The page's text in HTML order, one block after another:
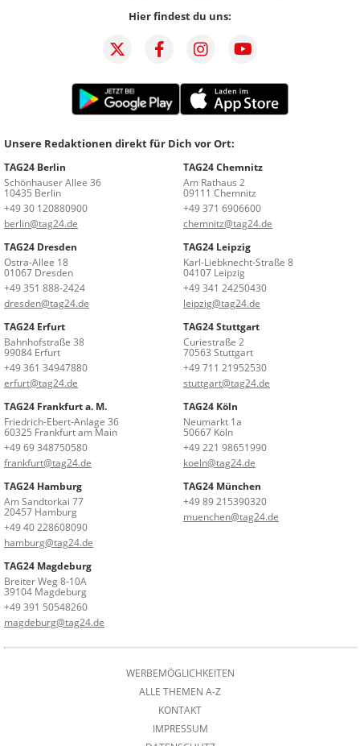
Hier findest du uns:
Unsere Redaktionen direkt für Dich vor Ort:
TAG24 Berlin
Schönhauser Allee 36
10435 Berlin
+49 30 120880900
berlin@tag24.de
TAG24 Chemnitz
Am Rathaus 2
09111 Chemnitz
+49 371 6906600
chemnitz@tag24.de
TAG24 Dresden
Ostra-Allee 18
01067 Dresden
+49 351 888-2424
dresden@tag24.de
TAG24 Leipzig
Karl-Liebknecht-Straße 8
04107 Leipzig
+49 341 24250430
leipzig@tag24.de
TAG24 Erfurt
Bahnhofstraße 38
99084 Erfurt
+49 361 34947880
erfurt@tag24.de
TAG24 Stuttgart
Curiestraße 2
70563 Stuttgart
+49 711 21952530
stuttgart@tag24.de
TAG24 Frankfurt a. M.
Friedrich-Ebert-Anlage 36
60325 Frankfurt am Main
+49 69 348750580
frankfurt@tag24.de
TAG24 Köln
Neumarkt 1a
50667 Köln
+49 221 98651990
koeln@tag24.de
TAG24 Hamburg
Am Sandtorkai 77
20457 Hamburg
+49 40 228608090
hamburg@tag24.de
TAG24 München
+49 89 215390320
muenchen@tag24.de
TAG24 Magdeburg
Breiter Weg 8-10A
39104 Magdeburg
+49 391 50548260
magdeburg@tag24.de
WERBEMÖGLICHKEITEN
ALLE THEMEN A-Z
KONTAKT
IMPRESSUM